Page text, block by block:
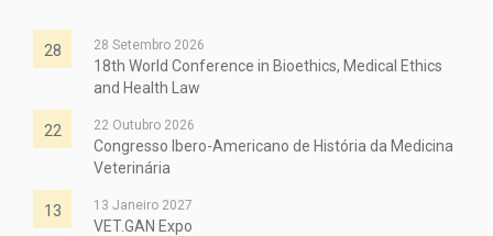
28 28 Setembro 2026
18th World Conference in Bioethics, Medical Ethics
and Health Law
22 22 Outubro 2026
Congresso Ibero-Americano de História da Medicina
Veterinária
13 13 Janeiro 2027
VET.GAN Expo